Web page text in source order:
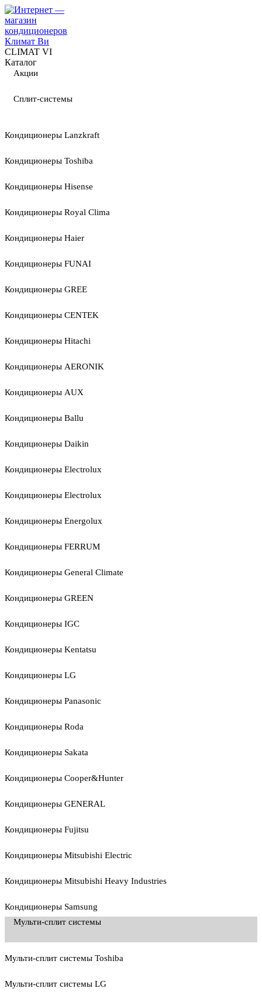
CLIMAT VI
Каталог
Акции
Сплит-системы
Кондиционеры Lanzkraft
Кондиционеры Toshiba
Кондиционеры Hisense
Кондиционеры Royal Clima
Кондиционеры Haier
Кондиционеры FUNAI
Кондиционеры GREE
Кондиционеры CENTEK
Кондиционеры Hitachi
Кондиционеры AERONIK
Кондиционеры AUX
Кондиционеры Ballu
Кондиционеры Daikin
Кондиционеры Electrolux
Кондиционеры Electrolux
Кондиционеры Energolux
Кондиционеры FERRUM
Кондиционеры General Climate
Кондиционеры GREEN
Кондиционеры IGC
Кондиционеры Kentatsu
Кондиционеры LG
Кондиционеры Panasonic
Кондиционеры Roda
Кондиционеры Sakata
Кондиционеры Cooper&Hunter
Кондиционеры GENERAL
Кондиционеры Fujitsu
Кондиционеры Mitsubishi Electric
Кондиционеры Mitsubishi Heavy Industries
Кондиционеры Samsung
Мульти-сплит системы
Мульти-сплит системы Toshiba
Мульти-сплит системы LG